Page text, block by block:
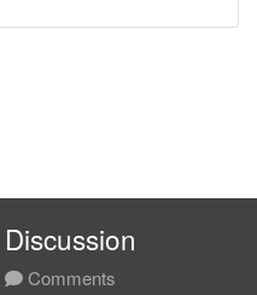
Discussion
Comments